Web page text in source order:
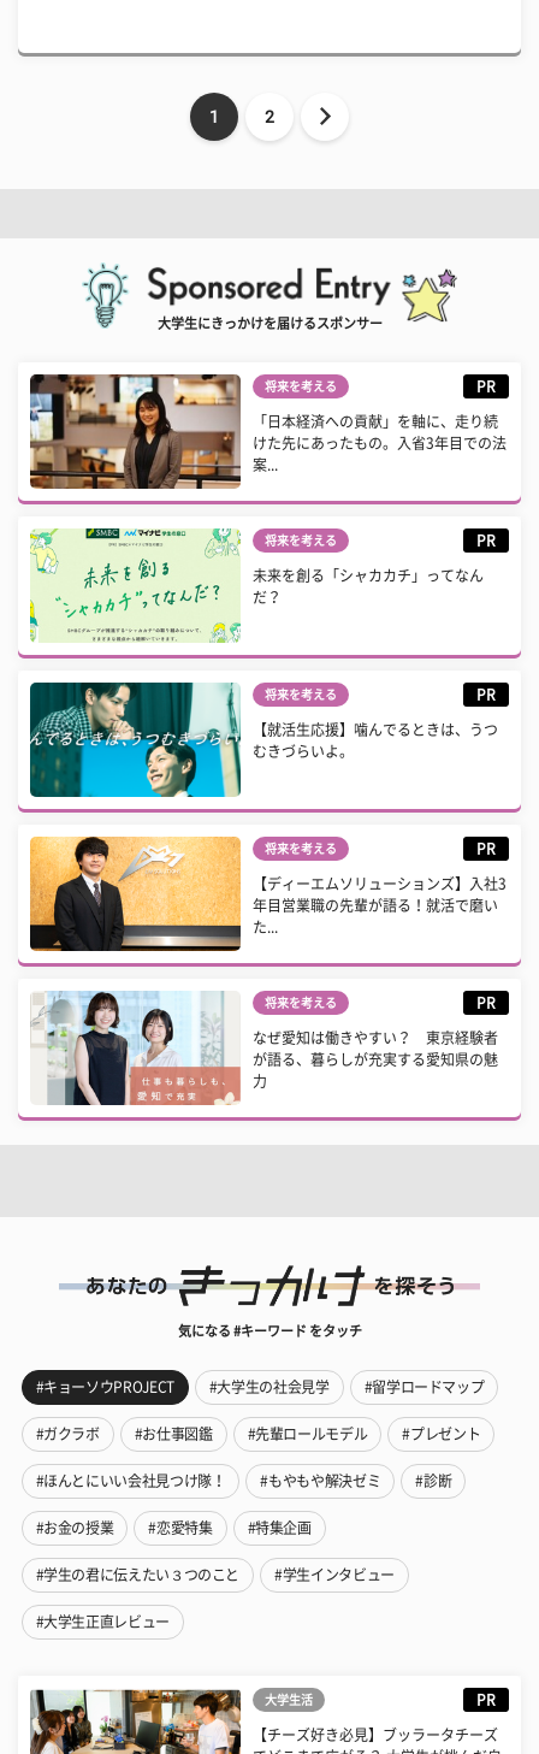
1 2
大学生にきっかけを届けるスポンサー
将来を考える PR
「日本経済への貢献」を軸に、走り続
けた先にあったもの。入省3年目での法
案...
将来を考える PR
未来を創る「シャカカチ」ってなん
だ？
将来を考える PR
【就活生応援】噛んでるときは、うつ
むきづらいよ。
将来を考える PR
【ディーエムソリューションズ】入社3
年目営業職の先輩が語る！就活で磨い
た...
将来を考える PR
なぜ愛知は働きやすい？ 東京経験者
が語る、暮らしが充実する愛知県の魅
力
気になる #キーワード をタッチ
#キョーソウPROJECT #大学生の社会見学 #留学ロードマップ
#ガクラボ #お仕事図鑑 #先輩ロールモデル #プレゼント
#ほんとにいい会社見つけ隊！ #もやもや解決ゼミ #診断
#お金の授業 #恋愛特集 #特集企画
#学生の君に伝えたい３つのこと #学生インタビュー
#大学生正直レビュー
大学生活 PR
【チーズ好き必見】ブッラータチーズ